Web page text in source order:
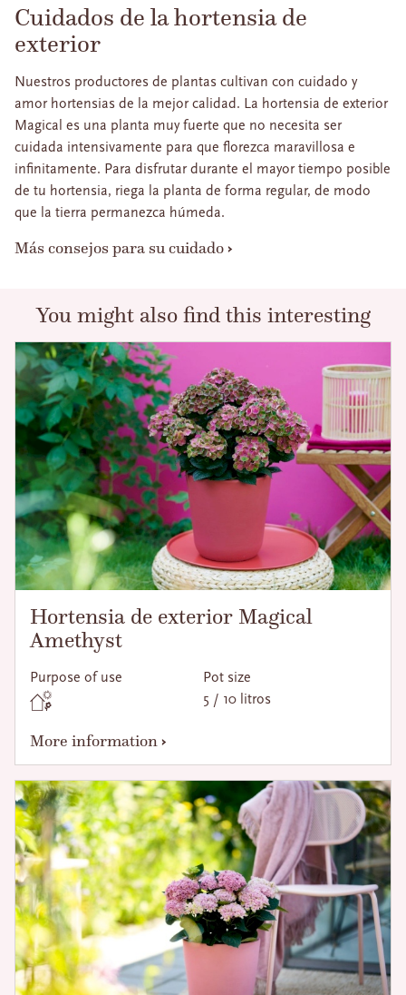
Cuidados de la hortensia de
exterior
Nuestros productores de plantas cultivan con cuidado y
amor hortensias de la mejor calidad. La hortensia de exterior
Magical es una planta muy fuerte que no necesita ser
cuidada intensivamente para que florezca maravillosa e
infinitamente. Para disfrutar durante el mayor tiempo posible
de tu hortensia, riega la planta de forma regular, de modo
que la tierra permanezca húmeda.
Más consejos para su cuidado
You might also find this interesting
Hortensia de exterior Magical
Amethyst
Purpose of use
Pot size
5 / 10 litros
More information